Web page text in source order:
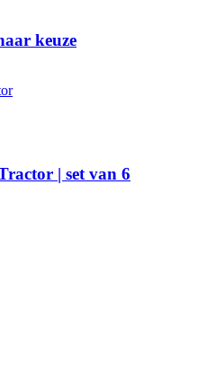
keuze
| set van 6